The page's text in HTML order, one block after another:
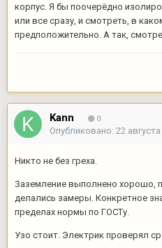
корпус. Я бы поочерёдно
или все сразу, и смотреть, в
предположительно. А так,
Kann 0
Опубликовано: 22 августа
Никто не без греха.
Заземление выполнено хорошо,
делались замеры. Конкретное
пределах нормы по ГОСТу.
Узо стоит. Электрик проверял